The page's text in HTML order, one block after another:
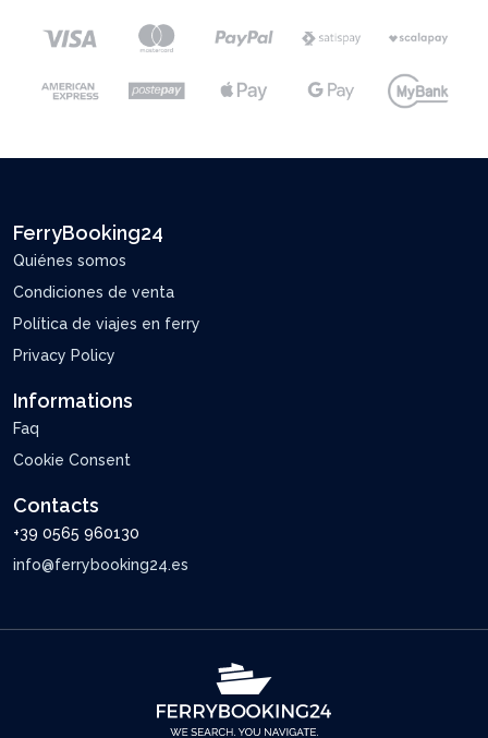
FerryBooking24
Quiénes somos
Condiciones de venta
Política de viajes en ferry
Privacy Policy
Informations
Faq
Cookie Consent
Contacts
+39 0565 960130
info@ferrybooking24.es